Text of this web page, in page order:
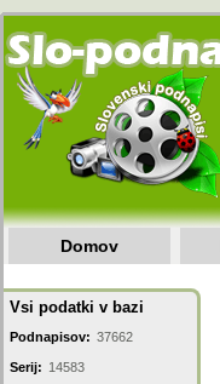
Domov
Vsi podatki v bazi
Podnapisov: 37662
Serij: 14583